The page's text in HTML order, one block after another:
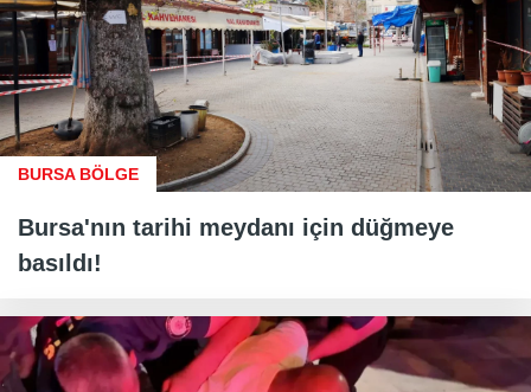
BURSA BÖLGE
Bursa'nın tarihi meydanı için düğmeye
basıldı!